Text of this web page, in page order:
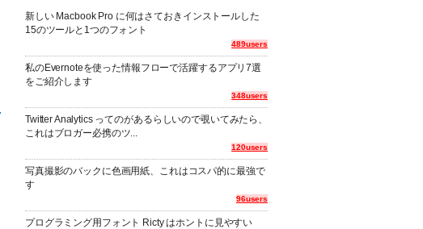
新しい Macbook Pro に何はさておきインストールした
15のツールと1つのフォント
489users
私のEvernoteを使った情報フローで活躍するアプリ7選
をご紹介します
348users
Twitter Analytics ってのがあるらしいので覗いてみたら、
これはブロガー必携のツ...
120users
写真撮影のバックに色画用紙、これはコスパ的に最強で
す
96users
プログラミング用フォント Ricty はホントに見やすい